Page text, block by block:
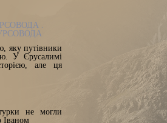
.
яку путівники
У Єрусалимі
але ця
не могли
Іваном